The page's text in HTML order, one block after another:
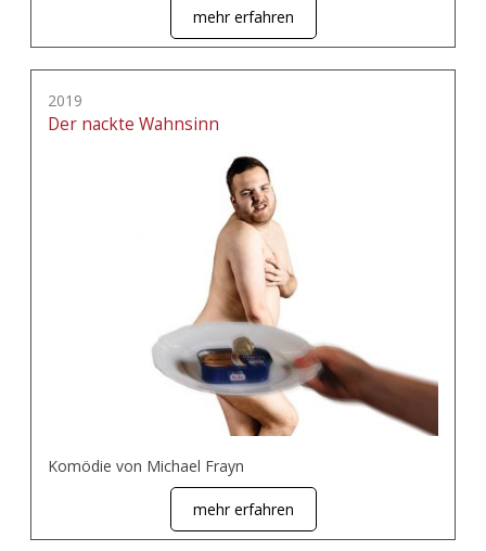
mehr erfahren
2019
Der nackte Wahnsinn
Komödie von Michael Frayn
mehr erfahren